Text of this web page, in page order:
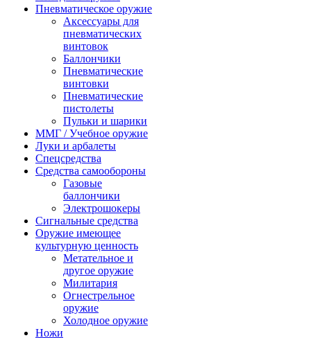
Пневматическое оружие
Аксессуары для
пневматических
винтовок
Баллончики
Пневматические
винтовки
Пневматические
пистолеты
Пульки и шарики
ММГ / Учебное оружие
Луки и арбалеты
Спецсредства
Средства самообороны
Газовые
баллончики
Электрошокеры
Сигнальные средства
Оружие имеющее
культурную ценность
Метательное и
другое оружие
Милитария
Огнестрельное
оружие
Холодное оружие
Ножи